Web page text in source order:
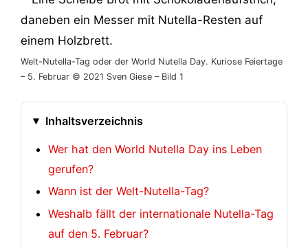
Welt-Nutella-Tag oder der World Nutella Day. Kuriose Feiertage
– 5. Februar © 2021 Sven Giese – Bild 1
Inhaltsverzeichnis
Wer hat den World Nutella Day ins Leben
gerufen?
Wann ist der Welt-Nutella-Tag?
Weshalb fällt der internationale Nutella-Tag
auf den 5. Februar?